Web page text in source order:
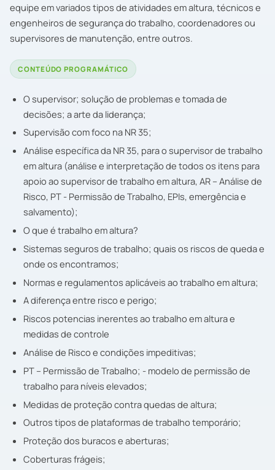
equipe em variados tipos de atividades em altura, técnicos e
engenheiros de segurança do trabalho, coordenadores ou
supervisores de manutenção, entre outros.
CONTEÚDO PROGRAMÁTICO
O supervisor; solução de problemas e tomada de
decisões; a arte da liderança;
Supervisão com foco na NR 35;
Análise específica da NR 35, para o supervisor de trabalho
em altura (análise e interpretação de todos os itens para
apoio ao supervisor de trabalho em altura, AR – Análise de
Risco, PT - Permissão de Trabalho, EPIs, emergência e
salvamento);
O que é trabalho em altura?
Sistemas seguros de trabalho; quais os riscos de queda e
onde os encontramos;
Normas e regulamentos aplicáveis ao trabalho em altura;
A diferença entre risco e perigo;
Riscos potencias inerentes ao trabalho em altura e
medidas de controle
Análise de Risco e condições impeditivas;
PT – Permissão de Trabalho; - modelo de permissão de
trabalho para níveis elevados;
Medidas de proteção contra quedas de altura;
Outros tipos de plataformas de trabalho temporário;
Proteção dos buracos e aberturas;
Coberturas frágeis;